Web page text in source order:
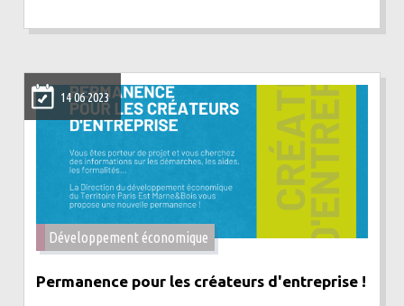
14 06 2023
Développement économique
Permanence pour les créateurs d'entreprise !